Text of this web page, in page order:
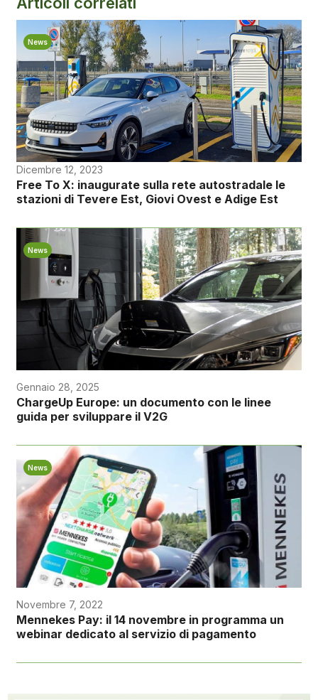
News
Dicembre 12, 2023
Free To X: inaugurate sulla rete autostradale le
stazioni di Tevere Est, Giovi Ovest e Adige Est
News
Gennaio 28, 2025
ChargeUp Europe: un documento con le linee
guida per sviluppare il V2G
News
Novembre 7, 2022
Mennekes Pay: il 14 novembre in programma un
webinar dedicato al servizio di pagamento